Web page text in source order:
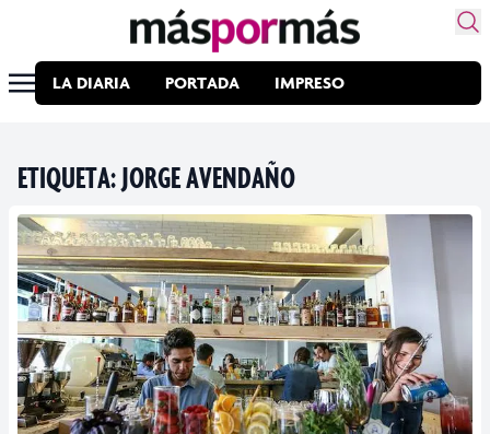
LA DIARIA PORTADA IMPRESO
ETIQUETA:JORGE AVENDAÑO